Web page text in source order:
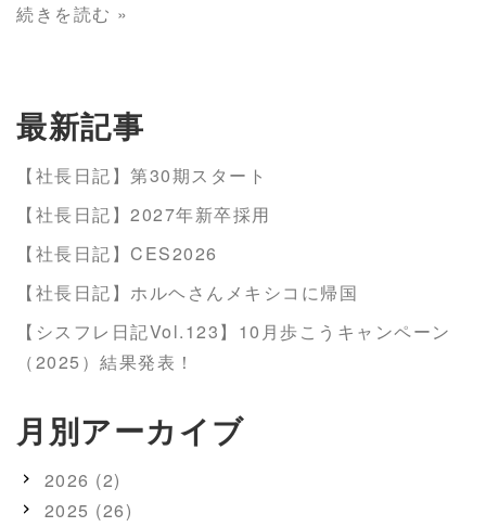
続きを読む »
最新記事
【社長日記】第30期スタート
【社長日記】2027年新卒採用
【社長日記】CES2026
【社長日記】ホルヘさんメキシコに帰国
【シスフレ日記Vol.123】10月歩こうキャンペーン
（2025）結果発表！
月別アーカイブ
2026 (2)
2025 (26)